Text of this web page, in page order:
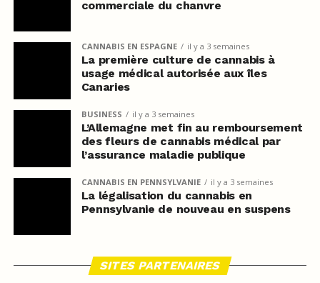
commerciale du chanvre
CANNABIS EN ESPAGNE il y a 3 semaines
La première culture de cannabis à
usage médical autorisée aux îles
Canaries
BUSINESS il y a 3 semaines
L’Allemagne met fin au remboursement
des fleurs de cannabis médical par
l’assurance maladie publique
CANNABIS EN PENNSYLVANIE il y a 3 semaines
La légalisation du cannabis en
Pennsylvanie de nouveau en suspens
SITES PARTENAIRES